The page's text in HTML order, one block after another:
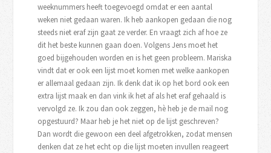
weeknummers heeft toegevoegd omdat er een aantal
weken niet gedaan waren. Ik heb aankopen gedaan die nog
steeds niet eraf zijn gaat ze verder. En vraagt zich af hoe ze
dit het beste kunnen gaan doen. Volgens Jens moet het
goed bijgehouden worden en is het geen probleem. Mariska
vindt dat er ook een lijst moet komen met welke aankopen
er allemaal gedaan zijn. Ik denk dat ik op het bord ook een
extra lijst maak en dan vink ik het af als het eraf gehaald is
vervolgd ze. Ik zou dan ook zeggen, hè heb je de mail nog
opgestuurd? Maar heb je het niet op de lijst geschreven?
Dan wordt die gewoon een deel afgetrokken, zodat mensen
denken dat ze het echt op die lijst moeten invullen reageert